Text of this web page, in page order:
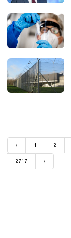
‹ 1 2
2717 ›